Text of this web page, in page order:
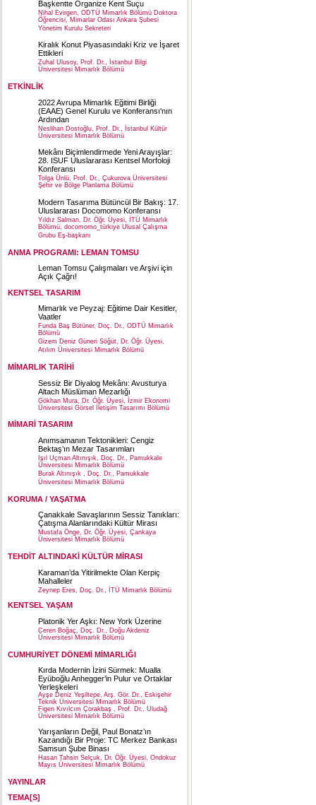
Başkentte Organize Kent Suçu
Nihal Evirgen, ODTÜ Mimarlık Bölümü Doktora
Öğrencisi, Mimarlar Odası Ankara Şubesi
Yönetim Kurulu Sekreteri
Kiralık Konut Piyasasındaki Kriz ve İşaret
Ettikleri
Zuhal Ulusoy, Prof. Dr., İstanbul Bilgi
Üniversitesi Mimarlık Bölümü
ETKİNLİK
2022 Avrupa Mimarlık Eğitimi Birliği
(EAAE) Genel Kurulu ve Konferansı'nın
Ardından
Neslihan Dostoğlu, Prof. Dr., İstanbul Kültür
Üniversitesi Mimarlık Bölümü
Mekânı Biçimlendirmede Yeni Arayışlar:
28. ISUF Uluslararası Kentsel Morfoloji
Konferansı
Tolga Ünlü, Prof. Dr., Çukurova Üniversitesi
Şehir ve Bölge Planlama Bölümü
Modern Tasarıma Bütüncül Bir Bakış: 17.
Uluslararası Docomomo Konferansı
Yıldız Salman, Dr. Öğr. Üyesi, İTÜ Mimarlık
Bölümü, docomomo_türkiye Ulusal Çalışma
Grubu Eş-başkanı
ANMA PROGRAMI: LEMAN TOMSU
Leman Tomsu Çalışmaları ve Arşivi için
Açık Çağrı!
KENTSEL TASARIM
Mimarlık ve Peyzaj: Eğitime Dair Kesitler,
Vaatler
Funda Baş Bütüner, Doç. Dr., ODTÜ Mimarlık
Bölümü
Gizem Deniz Güneri Söğüt, Dr. Öğr. Üyesi,
Atılım Üniversitesi Mimarlık Bölümü
MİMARLIK TARİHİ
Sessiz Bir Diyalog Mekânı: Avusturya
Altach Müslüman Mezarlığı
Gökhan Mura, Dr. Öğr. Üyesi, İzmir Ekonomi
Üniversitesi Görsel İletişim Tasarımı Bölümü
MİMARİ TASARIM
Anımsamanın Tektonikleri: Cengiz
Bektaş’ın Mezar Tasarımları
Işıl Uçman Altınışık, Doç. Dr., Pamukkale
Üniversitesi Mimarlık Bölümü
Burak Altınışık , Doç. Dr., Pamukkale
Üniversitesi Mimarlık Bölümü
KORUMA / YAŞATMA
Çanakkale Savaşlarının Sessiz Tanıkları:
Çatışma Alanlarındaki Kültür Mirası
Mustafa Önge, Dr. Öğr. Üyesi, Çankaya
Üniversitesi Mimarlık Bölümü
TEHDİT ALTINDAKİ KÜLTÜR MİRASI
Karaman’da Yitirilmekte Olan Kerpiç
Mahalleler
Zeynep Eres, Doç. Dr., İTÜ Mimarlık Bölümü
KENTSEL YAŞAM
Platonik Yer Aşkı: New York Üzerine
Ceren Boğaç, Doç. Dr., Doğu Akdeniz
Üniversitesi Mimarlık Bölümü
CUMHURİYET DÖNEMİ MİMARLIĞI
Kırda Modernin İzini Sürmek: Mualla
Eyüboğlu Anhegger’in Pulur ve Ortaklar
Yerleşkeleri
Ayşe Deniz Yeşiltepe, Arş. Gör. Dr., Eskişehir
Teknik Üniversitesi Mimarlık Bölümü
Figen Kıvılcım Çorakbaş , Prof. Dr., Uludağ
Üniversitesi Mimarlık Bölümü
Yarışanların Değil, Paul Bonatz’ın
Kazandığı Bir Proje: TC Merkez Bankası
Samsun Şube Binası
Hasan Tahsin Selçuk, Dr. Öğr. Üyesi, Ondokuz
Mayıs Üniversitesi Mimarlık Bölümü
YAYINLAR
TEMA[S]